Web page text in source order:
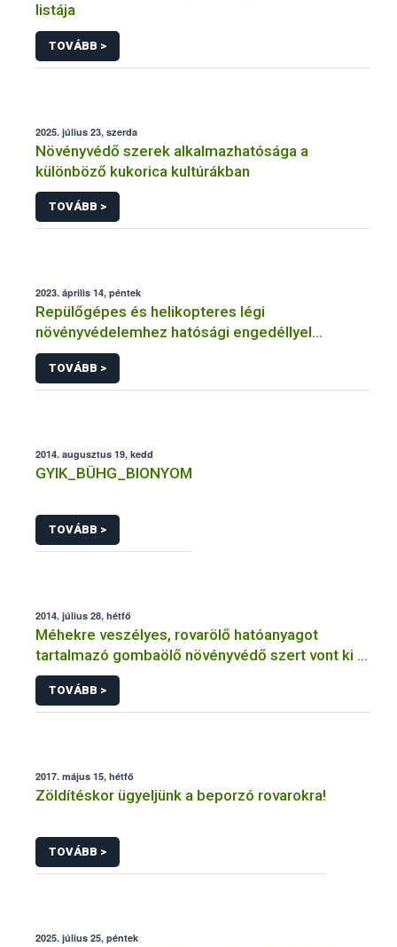
listája
TOVÁBB >
2025. július 23, szerda
Növényvédő szerek alkalmazhatósága a
különböző kukorica kultúrákban
TOVÁBB >
2023. április 14, péntek
Repülőgépes és helikopteres légi
növényvédelemhez hatósági engedéllyel
rendelkező szervezetek
TOVÁBB >
2014. augusztus 19, kedd
GYIK_BÜHG_BIONYOM
TOVÁBB >
2014. július 28, hétfő
Méhekre veszélyes, rovarölő hatóanyagot
tartalmazó gombaölő növényvédő szert vont ki a
forgalomból a NÉBIH
TOVÁBB >
2017. május 15, hétfő
Zöldítéskor ügyeljünk a beporzó rovarokra!
TOVÁBB >
2025. július 25, péntek